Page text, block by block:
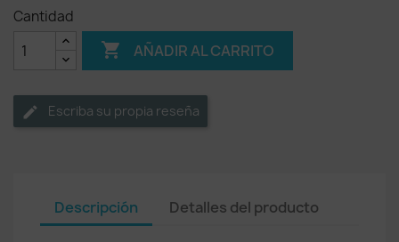
Cantidad
 AÑADIR AL CARRITO
Escriba su propia reseña
Descripción Detalles del producto